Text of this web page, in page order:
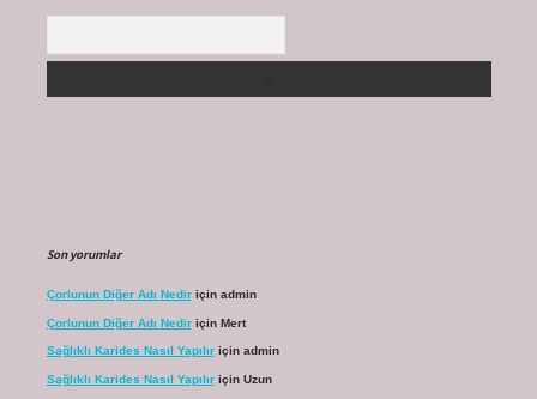
Son yorumlar
Çorlunun Diğer Adı Nediriçin admin
Çorlunun Diğer Adı Nediriçin Mert
Sağlıklı Karides Nasıl Yapılıriçin admin
Sağlıklı Karides Nasıl Yapılıriçin Uzun